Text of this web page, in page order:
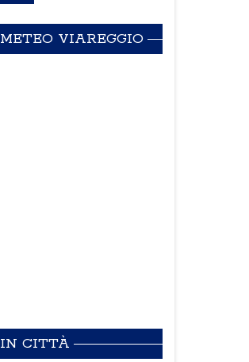
METEO VIAREGGIO
IN CITTÀ